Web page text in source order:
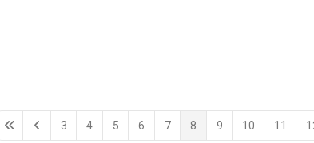
First PagePrevious Page
3 4 5 6 7 8 9 10 11